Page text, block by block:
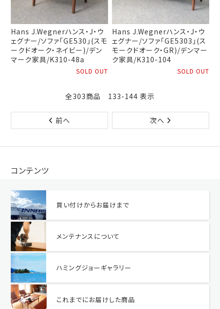
Hans J.Wegnerハンス・J・ウ
ェグナー/ソファ「GE530」(スモ
ークドオーク・ネイビー)/デン
マーク家具/K310-48a
SOLD OUT
Hans J.Wegnerハンス・J・ウ
ェグナー/ソファ「GE5303」(ス
モークドオーク・GR)/デンマー
ク家具/K310-104
SOLD OUT
全303商品 133-144 表示
前へ 次へ
コンテンツ
買い付けからお届けまで
メンテナンスについて
ハミングジョーギャラリー
これまでにお届けした商品